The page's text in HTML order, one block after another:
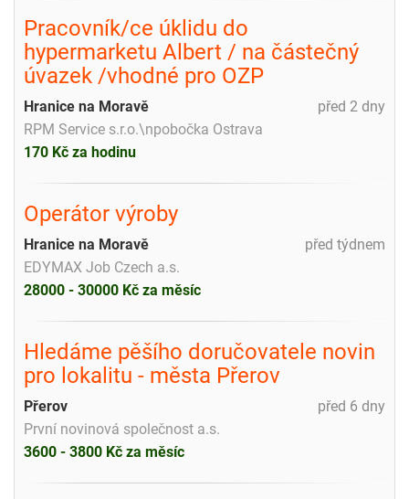
Pracovník/ce úklidu do
hypermarketu Albert / na částečný
úvazek /vhodné pro OZP
před 2 dny
Hranice na Moravě
RPM Service s.r.o.\npobočka Ostrava
170 Kč za hodinu
Operátor výroby
před týdnem
Hranice na Moravě
EDYMAX Job Czech a.s.
28000 - 30000 Kč za měsíc
Hledáme pěšího doručovatele novin
pro lokalitu - města Přerov
před 6 dny
Přerov
První novinová společnost a.s.
3600 - 3800 Kč za měsíc